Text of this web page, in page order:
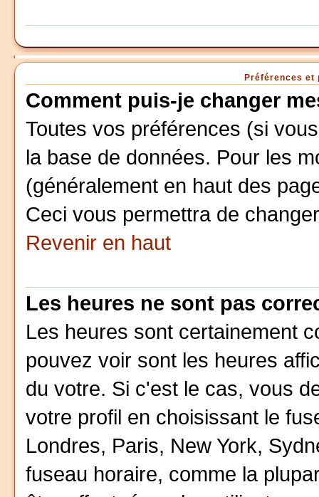
Préférences et
Comment puis-je changer
Toutes vos préférences (si
la base de données. Pour les
(généralement en haut des
Ceci vous permettra de
Revenir en haut
Les heures ne sont pas
Les heures sont certainement
pouvez voir sont les heures
du votre. Si c'est le cas, vous
votre profil en choisissant le
Londres, Paris, New York,
fuseau horaire, comme la